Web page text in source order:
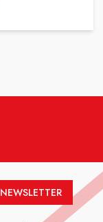
NEWSLETTER